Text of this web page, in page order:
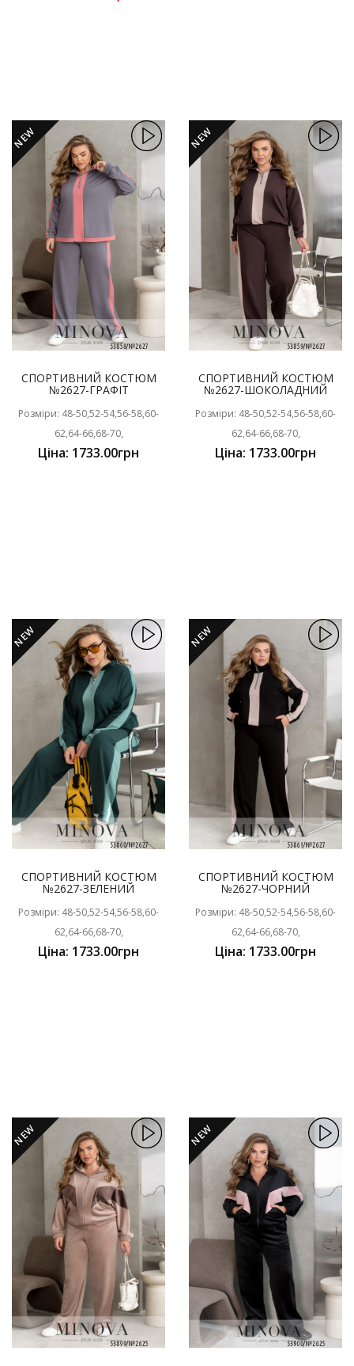
NEW
СПОРТИВНИЙ КОСТЮМ
№2627-ГРАФІТ
Розміри: 48-50,52-54,56-58,60-
62,64-66,68-70,
Ціна: 1733.00грн
NEW
СПОРТИВНИЙ КОСТЮМ
№2627-ШОКОЛАДНИЙ
Розміри: 48-50,52-54,56-58,60-
62,64-66,68-70,
Ціна: 1733.00грн
NEW
СПОРТИВНИЙ КОСТЮМ
№2627-ЗЕЛЕНИЙ
Розміри: 48-50,52-54,56-58,60-
62,64-66,68-70,
Ціна: 1733.00грн
NEW
СПОРТИВНИЙ КОСТЮМ
№2627-ЧОРНИЙ
Розміри: 48-50,52-54,56-58,60-
62,64-66,68-70,
Ціна: 1733.00грн
NEW NEW